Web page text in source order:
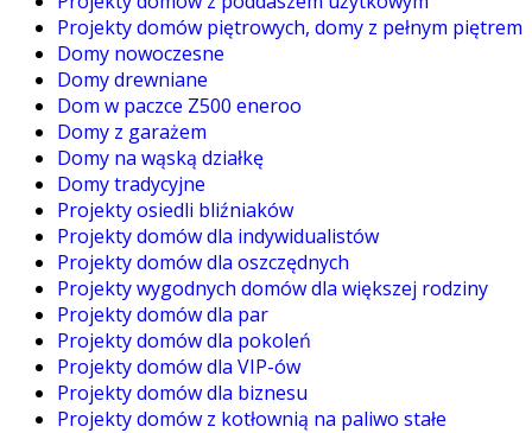
Projekty domów piętrowych, domy z pełnym piętrem
Domy nowoczesne
Domy drewniane
Dom w paczce Z500 eneroo
Domy z garażem
Domy na wąską działkę
Domy tradycyjne
Projekty osiedli bliźniaków
Projekty domów dla indywidualistów
Projekty domów dla oszczędnych
Projekty wygodnych domów dla większej rodziny
Projekty domów dla par
Projekty domów dla pokoleń
Projekty domów dla VIP-ów
Projekty domów dla biznesu
Projekty domów z kotłownią na paliwo stałe